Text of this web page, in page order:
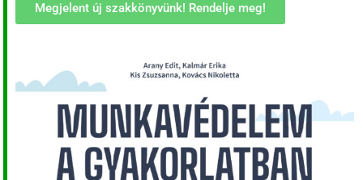
Megjelent új szakkönyvünk! Rendelje meg!